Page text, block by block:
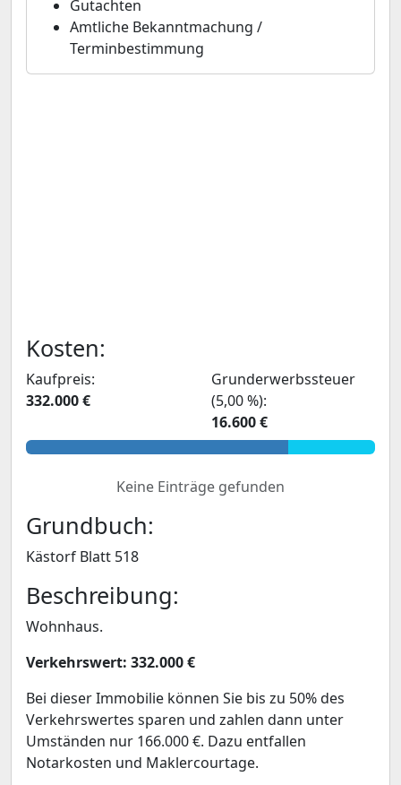
Gutachten
Amtliche Bekanntmachung /
Terminbestimmung
Kosten:
Kaufpreis:
332.000 €
Grunderwerbssteuer
(5,00 %):
16.600 €
Keine Einträge gefunden
Grundbuch:
Kästorf Blatt 518
Beschreibung:
Wohnhaus.
Verkehrswert: 332.000 €
Bei dieser Immobilie können Sie bis zu 50% des
Verkehrswertes sparen und zahlen dann unter
Umständen nur 166.000 €. Dazu entfallen
Notarkosten und Maklercourtage.